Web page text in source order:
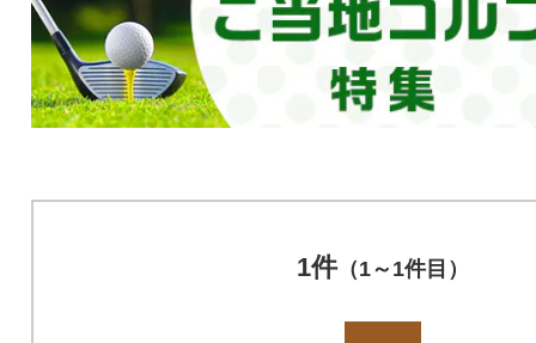
1件（1～1件目）